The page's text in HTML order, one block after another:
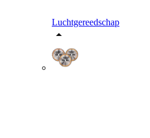
Luchtgereedschap